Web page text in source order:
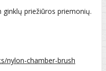
ginklų priežiūros priemonių.
nylon-chamber-brush